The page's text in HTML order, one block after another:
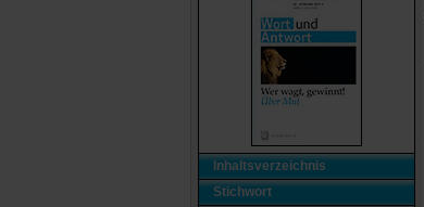
Inhaltsverzeichnis
Stichwort